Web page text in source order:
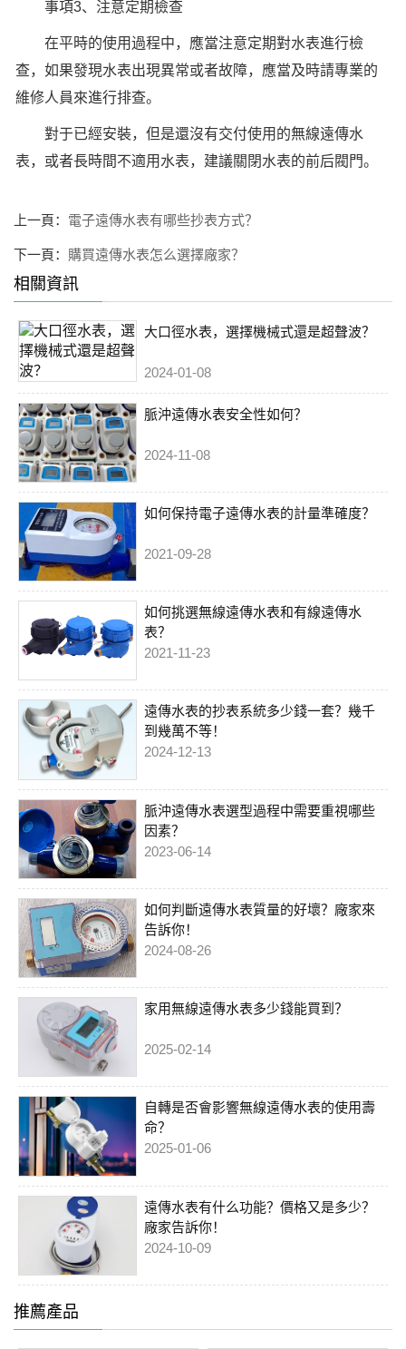
事項3、注意定期檢查
在平時的使用過程中，應當注意定期對水表進行檢
查，如果發現水表出現異常或者故障，應當及時請專業的
維修人員來進行排查。
對于已經安裝，但是還沒有交付使用的無線遠傳水
表，或者長時間不適用水表，建議關閉水表的前后閥門。
上一頁： 電子遠傳水表有哪些抄表方式？
下一頁： 購買遠傳水表怎么選擇廠家？
相關資訊
大口徑水表，選擇機械式還是超聲波？
2024-01-08
脈沖遠傳水表安全性如何？
2024-11-08
如何保持電子遠傳水表的計量準確度？
2021-09-28
如何挑選無線遠傳水表和有線遠傳水
表？
2021-11-23
遠傳水表的抄表系統多少錢一套？幾千
到幾萬不等！
2024-12-13
脈沖遠傳水表選型過程中需要重視哪些
因素？
2023-06-14
如何判斷遠傳水表質量的好壞？廠家來
告訴你！
2024-08-26
家用無線遠傳水表多少錢能買到？
2025-02-14
自轉是否會影響無線遠傳水表的使用壽
命？
2025-01-06
遠傳水表有什么功能？價格又是多少？
廠家告訴你！
2024-10-09
推薦產品